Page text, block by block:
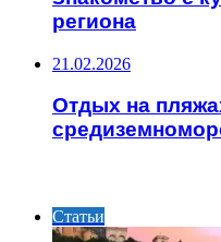
региона
21.02.2026
Отдых на
Статьи